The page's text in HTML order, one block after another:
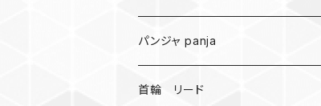
DNA 螺旋
受注作成_名入り、ネーム
パンジャ panja
首輪 リード